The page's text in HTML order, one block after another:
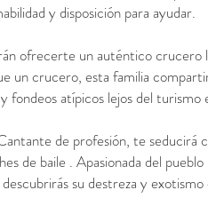
y disposición para ayudar.
ofrecerte un auténtico crucero
un crucero, esta familia
fondeos atípicos lejos del turismo
de profesión, te seducirá
de baile . Apasionada del
su destreza y exotismo